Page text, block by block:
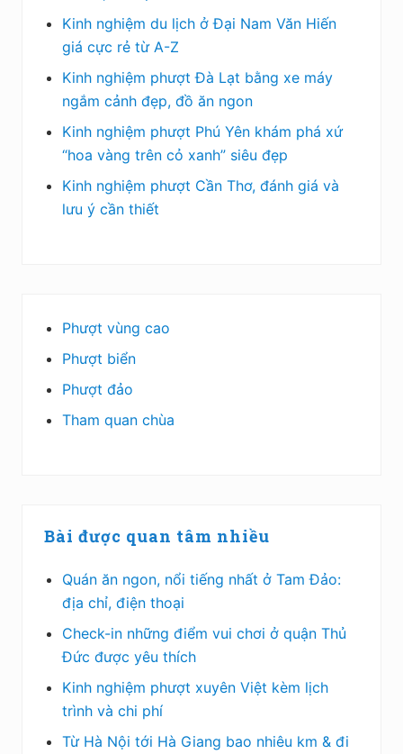
Kinh nghiệm du lịch ở Đại Nam Văn Hiến
giá cực rẻ từ A-Z
Kinh nghiệm phượt Đà Lạt bằng xe máy
ngắm cảnh đẹp, đồ ăn ngon
Kinh nghiệm phượt Phú Yên khám phá xứ
“hoa vàng trên cỏ xanh” siêu đẹp
Kinh nghiệm phượt Cần Thơ, đánh giá và
lưu ý cần thiết
Phượt vùng cao
Phượt biển
Phượt đảo
Tham quan chùa
Bài được quan tâm nhiều
Quán ăn ngon, nổi tiếng nhất ở Tam Đảo:
địa chỉ, điện thoại
Check-in những điểm vui chơi ở quận Thủ
Đức được yêu thích
Kinh nghiệm phượt xuyên Việt kèm lịch
trình và chi phí
Từ Hà Nội tới Hà Giang bao nhiêu km & đi